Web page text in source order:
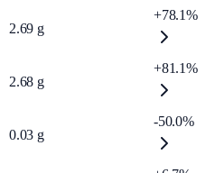
2.69 g
+78.1%
2.68 g
+81.1%
0.03 g
-50.0%